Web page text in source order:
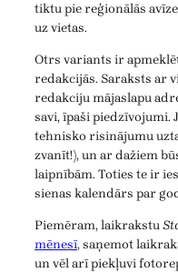
tiktu pie reģionālās
uz vietas.
Otrs variants ir
redakcijās. Saraksts ar
redakciju mājaslapu
savi, īpaši piedzīvojumi.
tehnisko risinājumu
zvanīt!), un ar dažiem
laipnībām. Toties te ir
sienas kalendārs par
Piemēram, laikrakstu
mēnesī, saņemot
un vēl arī piekļuvi